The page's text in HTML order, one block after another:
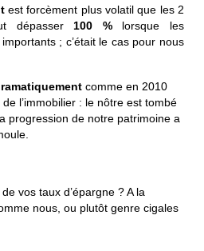
est forcèment plus volatil que les 2
dépasser 100 %lorsque les
; c’était le cas pour nous
comme en 2010
l’immobilier : le nôtre est tombé
progression de notre patrimoine a
vos taux d’épargne ? A la
nous, ou plutôt genre cigales